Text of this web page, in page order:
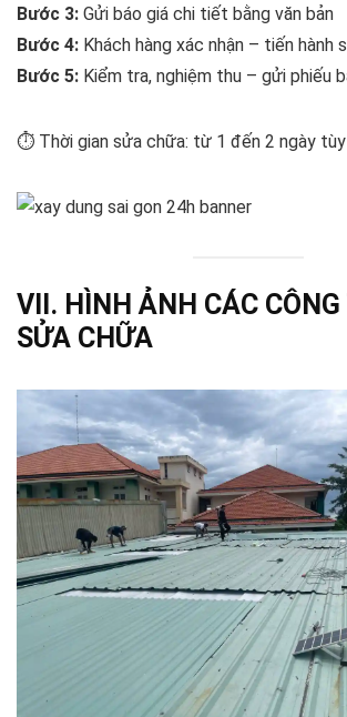
Bước 3: Gửi báo giá chi tiết bằng văn bản
Bước 4: Khách hàng xác nhận – tiến hành
Bước 5: Kiểm tra, nghiệm thu – gửi phiếu
⏱️ Thời gian sửa chữa: từ 1 đến 2 ngày
VII. HÌNH ẢNH CÁC
SỬA CHỮA